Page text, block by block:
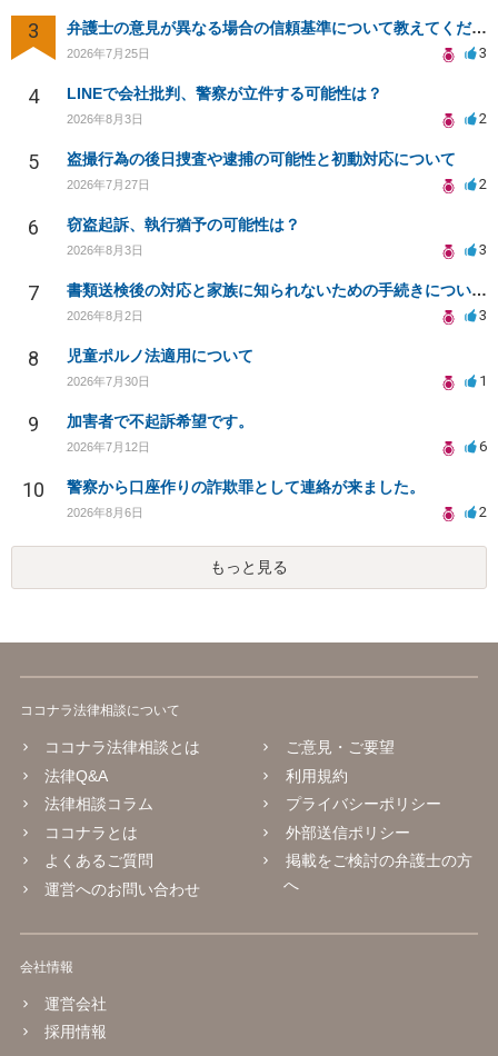
3 弁護士の意見が異なる場合の信頼基準について教えてください
2026年7月25日 3
4 LINEで会社批判、警察が立件する可能性は？
2026年8月3日 2
5 盗撮行為の後日捜査や逮捕の可能性と初動対応について
2026年7月27日 2
6 窃盗起訴、執行猶予の可能性は？
2026年8月3日 3
7 書類送検後の対応と家族に知られないための手続きについて相談
2026年8月2日 3
8 児童ポルノ法適用について
2026年7月30日 1
9 加害者で不起訴希望です。
2026年7月12日 6
10 警察から口座作りの詐欺罪として連絡が来ました。
2026年8月6日 2
もっと見る
ココナラ法律相談について
ココナラ法律相談とは
法律Q&A
法律相談コラム
ココナラとは
よくあるご質問
運営へのお問い合わせ
ご意見・ご要望
利用規約
プライバシーポリシー
外部送信ポリシー
掲載をご検討の弁護士の方
へ
会社情報
運営会社
採用情報